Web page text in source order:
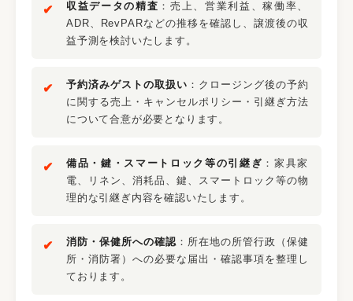
収益データの精査 ：売上、営業利益、稼働率、
ADR、RevPARなどの推移を確認し、譲渡後の収
益予測を検討いたします。
予約済みゲストの取扱い ：クロージング後の予約
に関する売上・キャンセルポリシー・引継ぎ方法
について合意が必要となります。
備品・鍵・スマートロック等の引継ぎ ：家具家
電、リネン、消耗品、鍵、スマートロック等の物
理的な引継ぎ内容を確認いたします。
消防・保健所への確認 ：所在地の所管行政（保健
所・消防署）への必要な届出・確認事項を整理し
ております。